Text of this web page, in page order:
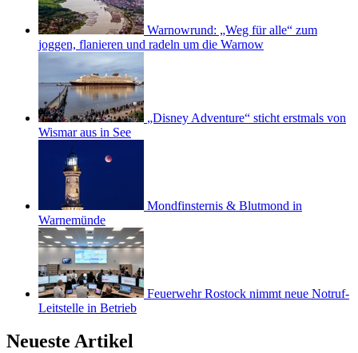
Warnowrund: „Weg für alle“ zum
joggen, flanieren und radeln um die Warnow
„Disney Adventure“ sticht erstmals von
Wismar aus in See
Mondfinsternis & Blutmond in
Warnemünde
Feuerwehr Rostock nimmt neue Notruf-
Leitstelle in Betrieb
Neueste Artikel